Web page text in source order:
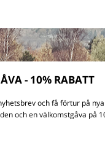
- 10% RABATT
och få förtur på
och en välkomstgåva på